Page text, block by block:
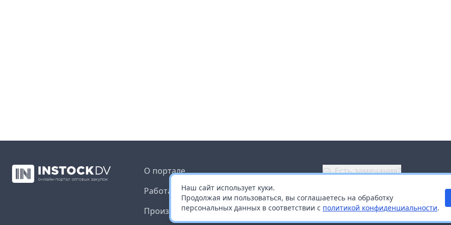
Наш сайт использует куки.
Продолжая им пользоваться, вы соглашаетесь на обработку
персональных данных в соответствии с политикой конфиденциальности.
О портале
Работа с платформой
Производителям и дистрибьюторам
Есть замечания?
Заказать звонок